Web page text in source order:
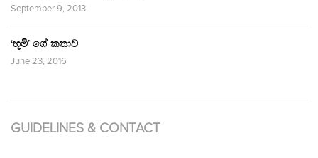
September 9, 2013
‘භූමි’ ගේ කතාව
June 23, 2016
GUIDELINES & CONTACT